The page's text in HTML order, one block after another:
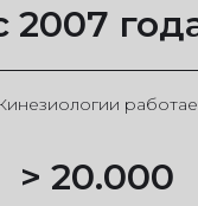
2007
> 20.000